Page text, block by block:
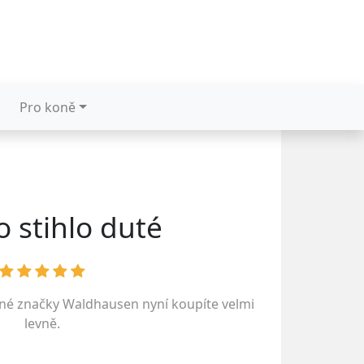
Pro koně
stihlo duté
značkyWaldhausen nyní koupíte velmi
levně.